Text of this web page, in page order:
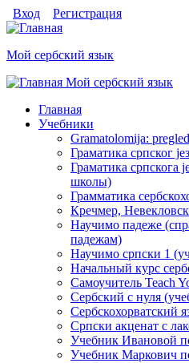
Перейти к основному
Skip to search
Login links
Вход Регистрация
Мой сербский язык
Мой сербский язык
Главное меню
Главная
Учебники
Gramatolomija:
Граматика српског
Граматика српскога
школы)
Грамматика
Кречмер,
Научимо падеже
падежам)
Научимо српски 1
Начальный курс
Самоучитель Teach
Сербский с нуля
Сербскохорватский
Српски акценат с
Учебник Ивановой
Учебник Маркович